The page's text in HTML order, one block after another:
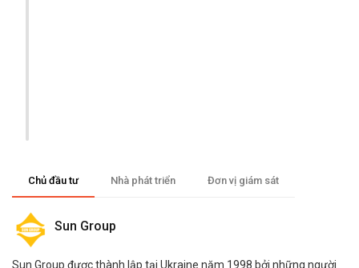
Chủ đầu tư Nhà phát triển Đơn vị giám sát
Sun Group
Sun Group được thành lập tại Ukraine năm 1998 bởi những người